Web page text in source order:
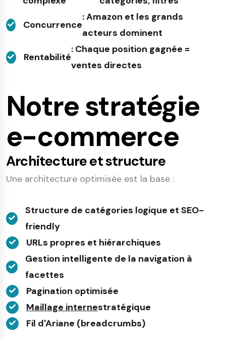
Concurrence
: Amazon et les grands
acteurs dominent
Rentabilité
: Chaque position gagnée =
ventes directes
Notre stratégie
e-commerce
Architecture et structure
Une architecture optimisée est la base :
Structure de catégories logique et SEO-
friendly
URLs propres et hiérarchiques
Gestion intelligente de la navigation à
facettes
Pagination optimisée
Maillage internestratégique
Fil d'Ariane (breadcrumbs)